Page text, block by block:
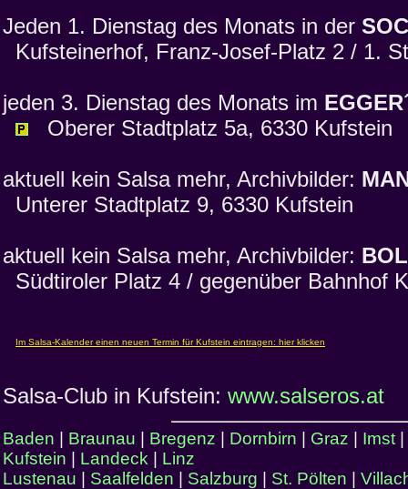
Jeden 1. Dienstag des Monats in der
Kufsteinerhof, Franz-Josef-Platz 2 / 1.
jeden 3. Dienstag des Monats im
Oberer Stadtplatz 5a, 6330 Kufstein
aktuell kein Salsa mehr, Archivbilder:
Unterer Stadtplatz 9, 6330 Kufstein
aktuell kein Salsa mehr, Archivbilder:
Südtiroler Platz 4 / gegenüber Bahnhof
Salsa-Club in Kufstein: www.salseros.at
Baden | Braunau | Bregenz | Dornbirn | Graz | Imst |
Kufstein | Landeck | Linz
Lustenau | Saalfelden | Salzburg | St. Pölten |